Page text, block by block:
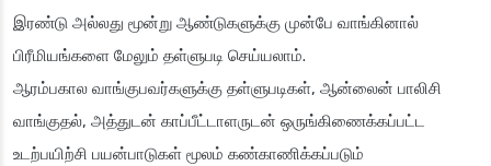
இரண்டு அல்லது மூன்று ஆண்டுகளுக்கு முன்பே வாங்கினால்
பிரீமியங்களை மேலும் தள்ளுபடி செய்யலாம்.
ஆரம்பகால வாங்குபவர்களுக்கு தள்ளுபடிகள், ஆன்லைன் பாலிசி
வாங்குதல், அத்துடன் காப்பீட்டாளருடன் ஒருங்கிணைக்கப்பட்ட
உடற்பயிற்சி பயன்பாடுகள் மூலம் கண்காணிக்கப்படும்